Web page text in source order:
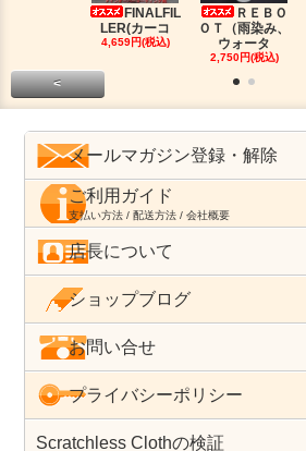
FINALFIL
LER(カーコ
4,659円(税込)
ＲＥＢＯ
ＯＴ（雨染み、
ウォータ
2,750円(税込)
<
メールマガジン登録・解除
ご利用ガイド
支払い方法 / 配送方法 / 会社概要
店長について
ショップブログ
お問い合せ
プライバシーポリシー
Scratchless Clothの検証